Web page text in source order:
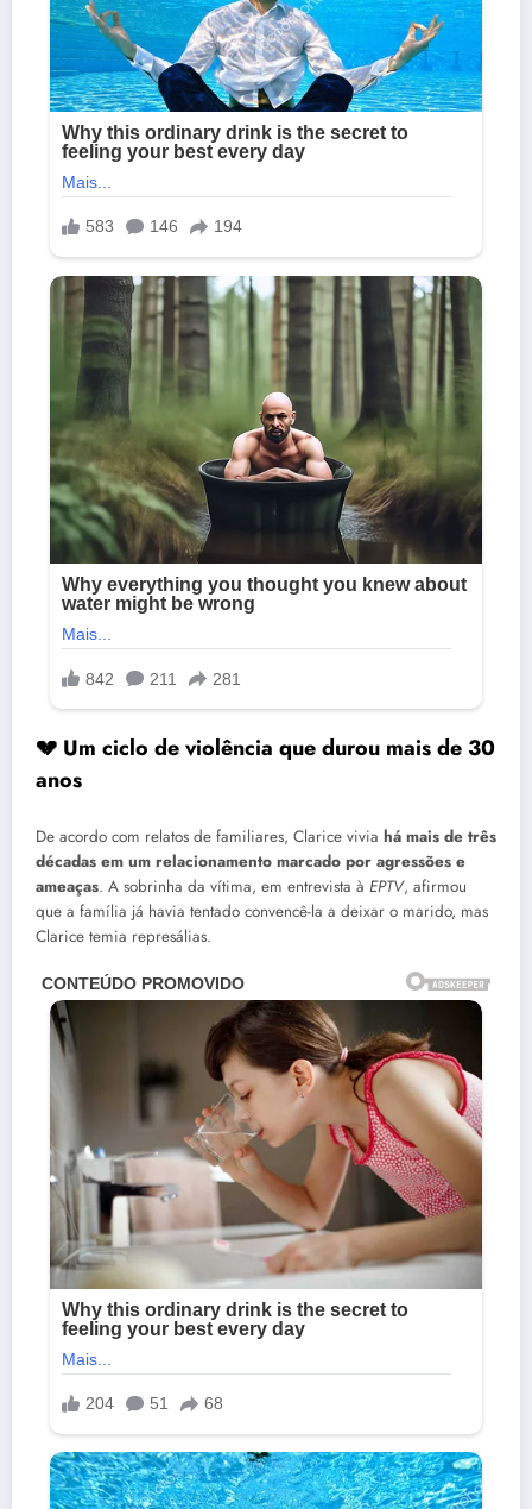
💔 Um ciclo de violência que durou mais de 30
anos
De acordo com relatos de familiares, Clarice vivia há mais de três
décadas em um relacionamento marcado por agressões e
ameaças. A sobrinha da vítima, em entrevista à EPTV, afirmou
que a família já havia tentado convencê-la a deixar o marido, mas
Clarice temia represálias.